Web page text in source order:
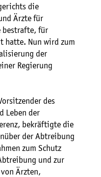
die
Ärzte für
bestrafte, für
hatte. Nun wird zum
der
Regierung
des
Leben der
bekräftigte die
der Abtreibung
zum Schutz
und zur
Ärzten,